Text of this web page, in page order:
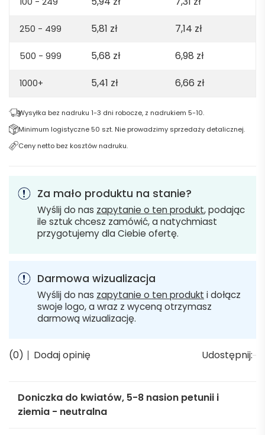
250 - 499 5,81 zł 7,14 zł
500 - 999 5,68 zł 6,98 zł
1000+ 5,41 zł 6,66 zł
Wysyłka bez nadruku 1-3 dni robocze, z nadrukiem 5-10.
Minimum logistyczne 50 szt. Nie prowadzimy sprzedaży detalicznej.
Ceny netto bez kosztów nadruku.
Za mało produktu na stanie?
Wyślij do nas zapytanie o ten produkt, podając
ile sztuk chcesz zamówić, a natychmiast
przygotujemy dla Ciebie ofertę.
Darmowa wizualizacja
Wyślij do nas zapytanie o ten produkt i dołącz
swoje logo, a wraz z wyceną otrzymasz
darmową wizualizację.
(0) Dodaj opinię Udostępnij:
Doniczka do kwiatów, 5-8 nasion petunii i
ziemia - neutralna